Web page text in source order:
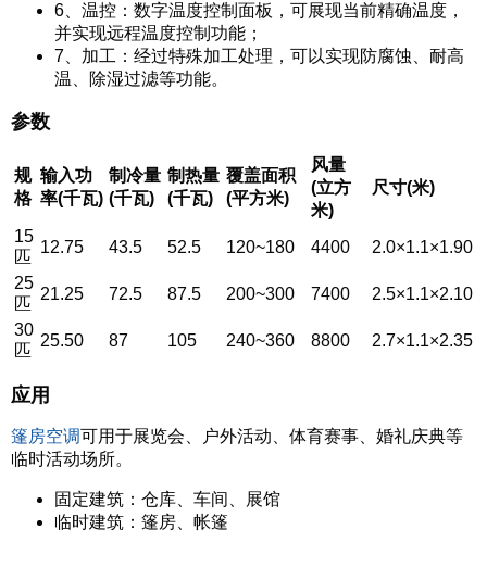
6、温控：数字温度控制面板，可展现当前精确温度，
并实现远程温度控制功能；
7、加工：经过特殊加工处理，可以实现防腐蚀、耐高
温、除湿过滤等功能。
参数
规
格
输入功
率(千瓦)
制冷量
(千瓦)
制热量
(千瓦)
覆盖面积
(平方米)
风量
(立方
米)
尺寸(米)
15
匹
12.75 43.5 52.5 120~180 4400
2.0×1.1×1.90
25
匹
21.25 72.5 87.5 200~300 7400
2.5×1.1×2.10
30
匹
25.50 87 105 240~360 8800 2.7×1.1×2.35
应用
篷房空调可用于展览会、户外活动、体育赛事、婚礼庆典等
临时活动场所。
固定建筑：仓库、车间、展馆
临时建筑：篷房、帐篷